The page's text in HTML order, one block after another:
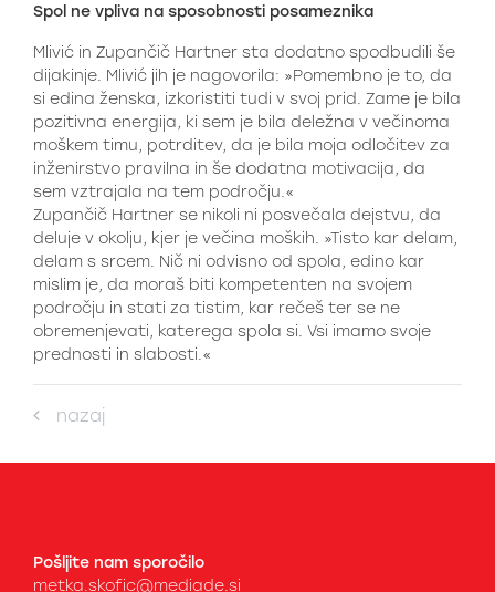
Spol ne vpliva na sposobnosti posameznika
Mlivić in Zupančič Hartner sta dodatno spodbudili še
dijakinje. Mlivić jih je nagovorila: »Pomembno je to, da
si edina ženska, izkoristiti tudi v svoj prid. Zame je bila
pozitivna energija, ki sem je bila deležna v večinoma
moškem timu, potrditev, da je bila moja odločitev za
inženirstvo pravilna in še dodatna motivacija, da
sem vztrajala na tem področju.«
Zupančič Hartner se nikoli ni posvečala dejstvu, da
deluje v okolju, kjer je večina moških. »Tisto kar delam,
delam s srcem. Nič ni odvisno od spola, edino kar
mislim je, da moraš biti kompetenten na svojem
področju in stati za tistim, kar rečeš ter se ne
obremenjevati, katerega spola si. Vsi imamo svoje
prednosti in slabosti.«
nazaj
Pošljite nam sporočilo
metka.skofic@mediade.si